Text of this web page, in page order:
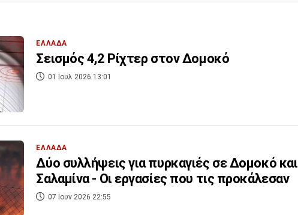
ΕΛΛΑΔΑ
Σεισμός 4,2 Ρίχτερ στον Δομοκό
01 Ιουλ 2026 13:01
ΕΛΛΑΔΑ
Δύο συλλήψεις για πυρκαγιές σε Δομοκό και
Σαλαμίνα - Οι εργασίες που τις προκάλεσαν
07 Ιουν 2026 22:55